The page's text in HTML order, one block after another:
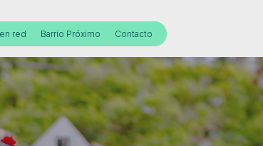
red Barrio Próximo Contacto